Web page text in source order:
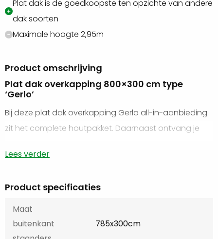
Plat dak is de goedkoopste ten opzichte van andere
dak soorten
Maximale hoogte 2,95m
Product omschrijving
Plat dak overkapping 800×300 cm type
‘Gerlo’
Bij deze plat dak overkapping Gerlo all-in-aanbieding
zit het complete houtpakket. Daarnaast ontvang je
overkapping netjes af te werken. Als je handig bent,
te ondersteunen, ontvang je een compleet
schroevenpakket en een bouwtekening.
Lees verder
Product specificaties
Maat
buitenkant
785x300cm